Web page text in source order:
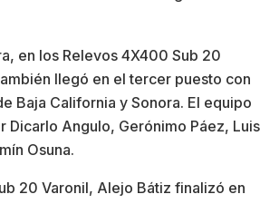
en los Relevos 4X400 Sub 20
llegó en el tercer puesto con
Baja California y Sonora. El equipo
Dicarlo Angulo, Gerónimo Páez, Luis
Osuna.
20 Varonil, Alejo Bátiz finalizó en